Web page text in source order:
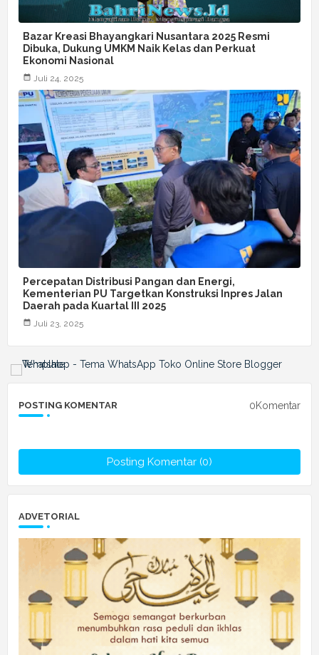
Bazar Kreasi Bhayangkari Nusantara 2025 Resmi
Dibuka, Dukung UMKM Naik Kelas dan Perkuat
Ekonomi Nasional
Juli 24, 2025
Percepatan Distribusi Pangan dan Energi,
Kementerian PU Targetkan Konstruksi Inpres Jalan
Daerah pada Kuartal III 2025
Juli 23, 2025
POSTING KOMENTAR 0Komentar
Posting Komentar (0)
ADVETORIAL